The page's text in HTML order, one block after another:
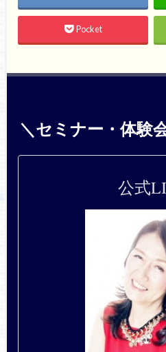
Pocket
＼セミナー・体験
公式